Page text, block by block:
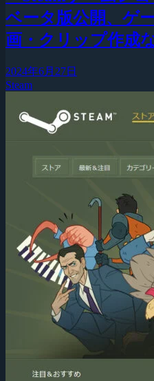
ベータ版公開、ゲ
画・クリップ作成
2024年6月27日
Steam